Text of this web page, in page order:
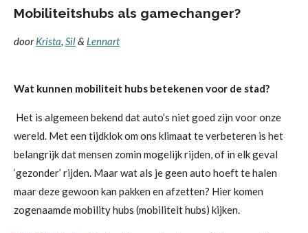
Mobiliteitshubs als gamechanger?
doorKrista, Sil& Lennart
Wat kunnen mobiliteit hubs betekenen voor de stad?
Het is algemeen bekend dat auto’s niet goed zijn voor onze
wereld. Met een tijdklok om ons klimaat te verbeteren is het
belangrijk dat mensen zomin mogelijk rijden, of in elk geval
‘gezonder’ rijden. Maar wat als je geen auto hoeft te halen
maar deze gewoon kan pakken en afzetten? Hier komen
zogenaamde mobility hubs (mobiliteit hubs) kijken.